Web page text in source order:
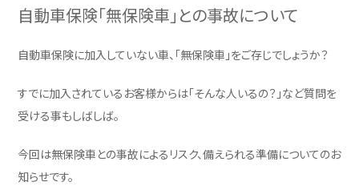
自動車保険「無保険車」との事故について
自動車保険に加入していない車、「無保険車」をご存じでしょうか？
すでに加入されているお客様からは「そんな人いるの？」など質問を
受ける事もしばしば。
今回は無保険車との事故によるリスク、備えられる準備についてのお
知らせです。